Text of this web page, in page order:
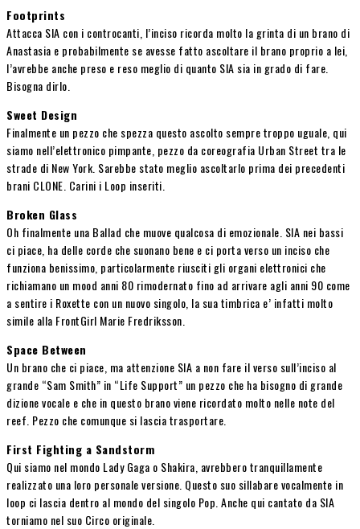
Footprints
Attacca SIA con i controcanti, l’inciso ricorda molto la grinta di un brano di
Anastasia e probabilmente se avesse fatto ascoltare il brano proprio a lei,
l’avrebbe anche preso e reso meglio di quanto SIA sia in grado di fare.
Bisogna dirlo.
Sweet Design
Finalmente un pezzo che spezza questo ascolto sempre troppo uguale, qui
siamo nell’elettronico pimpante, pezzo da coreografia Urban Street tra le
strade di New York. Sarebbe stato meglio ascoltarlo prima dei precedenti
brani CLONE. Carini i Loop inseriti.
Broken Glass
Oh finalmente una Ballad che muove qualcosa di emozionale. SIA nei bassi
ci piace, ha delle corde che suonano bene e ci porta verso un inciso che
funziona benissimo, particolarmente riusciti gli organi elettronici che
richiamano un mood anni 80 rimodernato fino ad arrivare agli anni 90 come
a sentire i Roxette con un nuovo singolo, la sua timbrica e’ infatti molto
simile alla FrontGirl Marie Fredriksson.
Space Between
Un brano che ci piace, ma attenzione SIA a non fare il verso sull’inciso al
grande “Sam Smith” in “Life Support” un pezzo che ha bisogno di grande
dizione vocale e che in questo brano viene ricordato molto nelle note del
reef. Pezzo che comunque si lascia trasportare.
First Fighting a Sandstorm
Qui siamo nel mondo Lady Gaga o Shakira, avrebbero tranquillamente
realizzato una loro personale versione. Questo suo sillabare vocalmente in
loop ci lascia dentro al mondo del singolo Pop. Anche qui cantato da SIA
torniamo nel suo Circo originale.